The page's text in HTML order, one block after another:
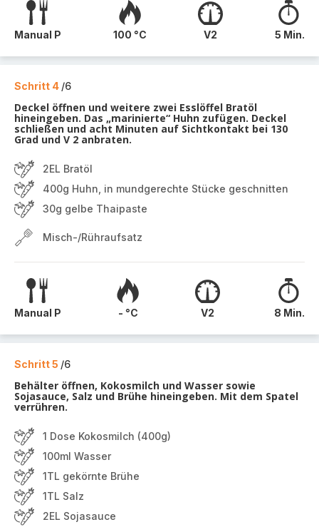
Manual P 100 °C V2 5 Min.
Schritt 4 /6
Deckel öffnen und weitere zwei Esslöffel Bratöl
hineingeben. Das „marinierte“ Huhn zufügen. Deckel
schließen und acht Minuten auf Sichtkontakt bei 130
Grad und V 2 anbraten.
2EL Bratöl
400g Huhn, in mundgerechte Stücke geschnitten
30g gelbe Thaipaste
Misch-/Rühraufsatz
Manual P - °C V2 8 Min.
Schritt 5 /6
Behälter öffnen, Kokosmilch und Wasser sowie
Sojasauce, Salz und Brühe hineingeben. Mit dem Spatel
verrühren.
1 Dose Kokosmilch (400g)
100ml Wasser
1TL gekörnte Brühe
1TL Salz
2EL Sojasauce